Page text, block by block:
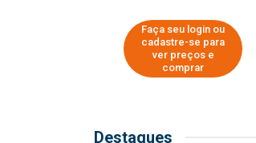
Faça seu login ou
cadastre-se para
ver preços e
comprar
Destaques